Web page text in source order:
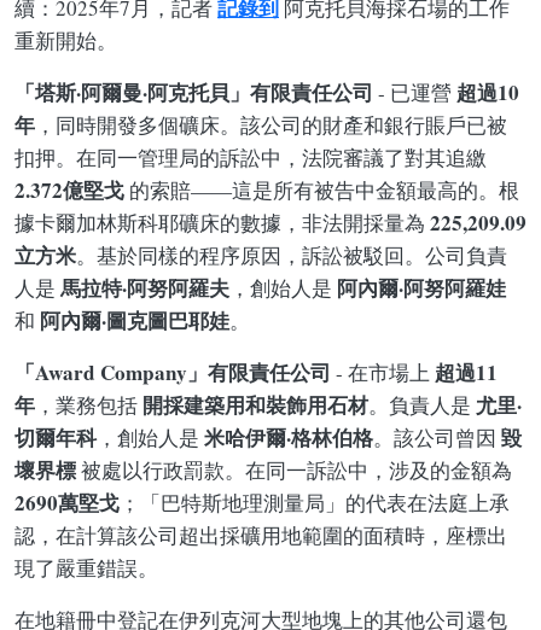
續：2025年7月，記者記錄到 阿克托貝海採石場的工作
重新開始。
「塔斯·阿爾曼·阿克托貝」有限責任公司 - 已運營 超過10
年 ，同時開發多個礦床。該公司的財產和銀行賬戶已被
扣押。在同一管理局的訴訟中，法院審議了對其追繳
2.372億堅戈 的索賠——這是所有被告中金額最高的。根
據卡爾加林斯科耶礦床的數據，非法開採量為 225,209.09
立方米。基於同樣的程序原因，訴訟被駁回。公司負責
人是 馬拉特·阿努阿羅夫 ，創始人是 阿內爾·阿努阿羅娃
和 阿內爾·圖克圖巴耶娃。
「Award Company」有限責任公司 - 在市場上 超過11
年 ，業務包括 開採建築用和裝飾用石材。負責人是 尤里·
切爾年科，創始人是 米哈伊爾·格林伯格。該公司曾因 毀
壞界標被處以行政罰款。在同一訴訟中，涉及的金額為
2690萬堅戈 ；「巴特斯地理測量局」的代表在法庭上承
認，在計算該公司超出採礦用地範圍的面積時，座標出
現了嚴重錯誤。
在地籍冊中登記在伊列克河大型地塊上的其他公司還包